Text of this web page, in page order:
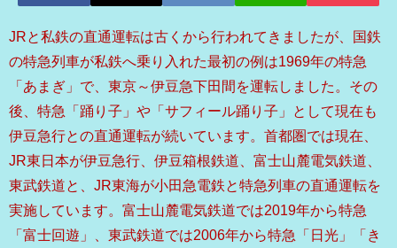
JRと私鉄の直通運転は古くから行われてきましたが、国鉄
の特急列車が私鉄へ乗り入れた最初の例は1969年の特急
「あまぎ」で、東京～伊豆急下田間を運転しました。その
後、特急「踊り子」や「サフィール踊り子」として現在も
伊豆急行との直通運転が続いています。首都圏では現在、
JR東日本が伊豆急行、伊豆箱根鉄道、富士山麓電気鉄道、
東武鉄道と、JR東海が小田急電鉄と特急列車の直通運転を
実施しています。富士山麓電気鉄道では2019年から特急
「富士回遊」、東武鉄道では2006年から特急「日光」「き